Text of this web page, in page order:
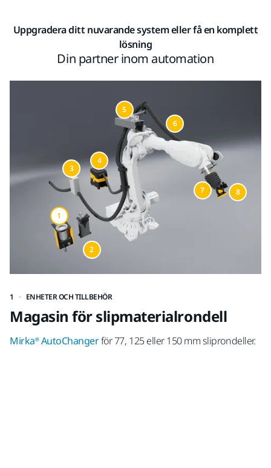
Uppgradera ditt nuvarande system eller få en komplett
lösning
Din partner inom automation
1
2
3
4
5
6
7 8
1 ENHETER OCH TILLBEHÖR
Magasin för slipmaterialrondell
Mirka® AutoChangerför 77, 125 eller 150 mm sliprondeller.